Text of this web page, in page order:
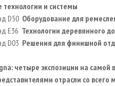
технологии и системы
D50 Оборудование для
E36 Технологии деревянного
D03 Решения для финишной
четыре экспозиции на
отрасли со